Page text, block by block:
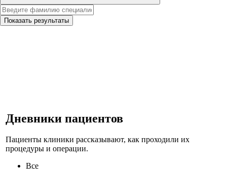
Показать результаты
Дневники пациентов
Пациенты клиники рассказывают, как проходили их
процедуры и операции.
Все